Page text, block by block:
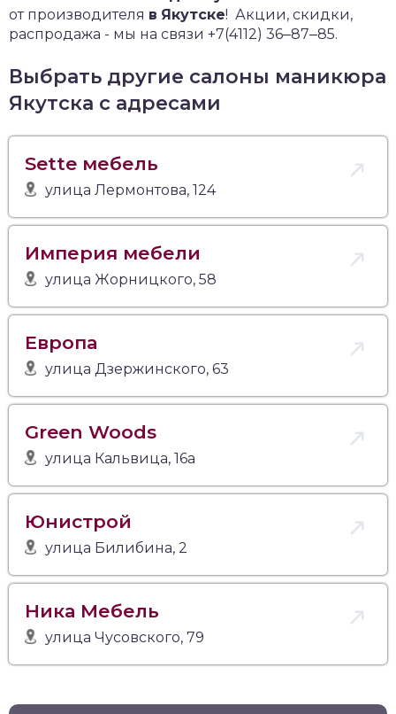
от производителя в Якутске! Акции, скидки,
распродажа - мы на связи +7(4112) 36‒87‒85.
Выбрать другие салоны маникюра
Якутска с адресами
Sette мебель
улица Лермонтова, 124
Империя мебели
улица Жорницкого, 58
Европа
улица Дзержинского, 63
Green Woods
улица Кальвица, 16а
Юнистрой
улица Билибина, 2
Ника Мебель
улица Чусовского, 79